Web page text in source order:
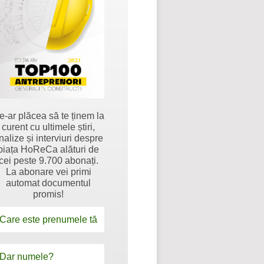
ar plăcea să te ținem la
curent cu ultimele știri,
și interviuri despre
HoReCa alături de
peste 9.700 abonați.
La abonare vei primi
automat documentul
promis!